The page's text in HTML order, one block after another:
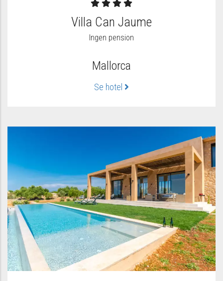
Villa Can Jaume
Ingen pension
Mallorca
Se hotel